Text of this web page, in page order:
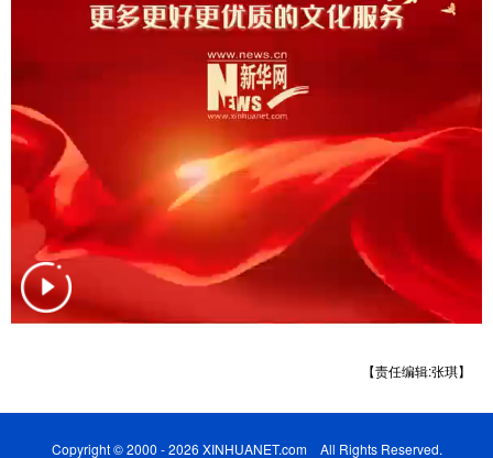
Deutsch Português
【责任编辑:张琪】
Copyright © 2000 - 2026 XINHUANET.com All Rights Reserved.